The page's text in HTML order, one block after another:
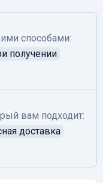
способами:
получении
вам подходит:
доставка